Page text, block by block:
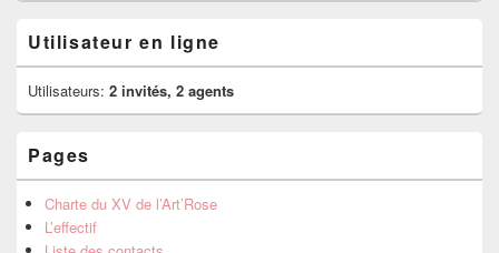
Utilisateur en ligne
Utilisateurs: 2 invités, 2 agents
Pages
Charte du XV de l’Art’Rose
L’effectif